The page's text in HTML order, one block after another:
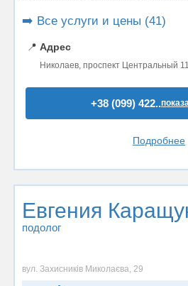
➡️ Все услуги и цены (41)
📍 Адрес
Николаев, проспект Центральный
+38 (099) 422..
Подробнее
Евгения
подолог
вул. Захисників Миколаєва, 29